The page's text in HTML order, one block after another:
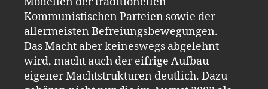
Kommunistischen Parteien sowie der
allermeisten Befreiungsbewegungen.
Das Macht aber keineswegs abgelehnt
wird, macht auch der eifrige Aufbau
eigener Machtstrukturen deutlich. Dazu